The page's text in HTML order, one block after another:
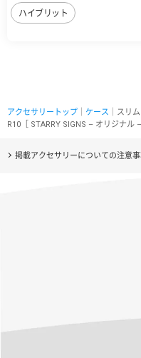
ハイブリット
アクセサリートップ ケース ｜スリ
R10［ STARRY SIGNS – オリジナル
掲載アクセサリーについての注意